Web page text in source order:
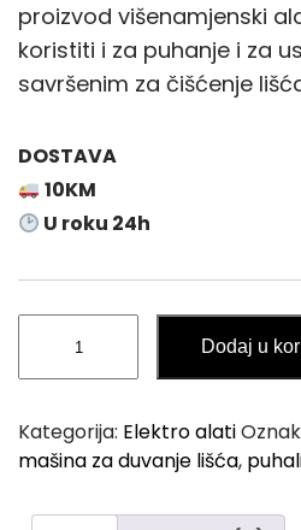
proizvod višenamjenski
koristiti i za puhanje i za
savršenim za čišćenje
DOSTAVA
10KM
U roku 24h
Bežična
Električna
/
Usisavač
Dodaj u
Kategorija: Elektro alati
mašina za duvanje lišća,